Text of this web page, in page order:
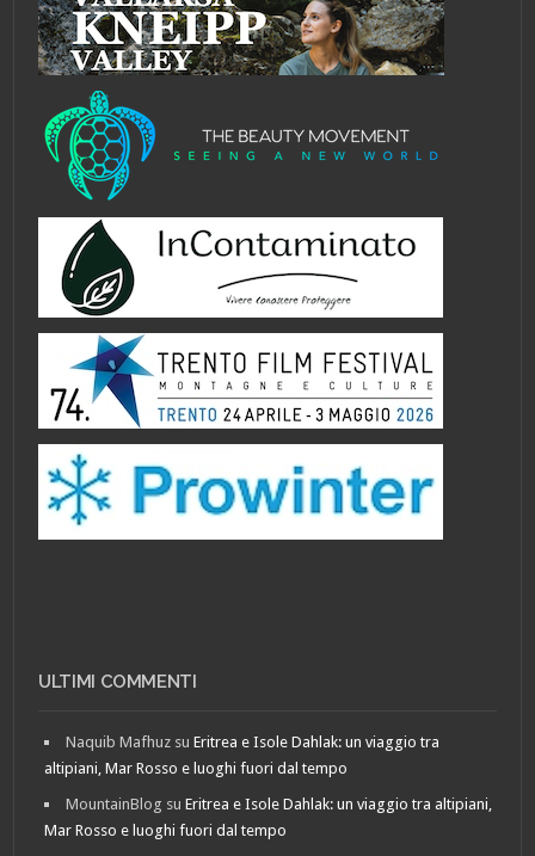
ULTIMI COMMENTI
Naquib Mafhuz suEritrea e Isole Dahlak: un viaggio tra
altipiani, Mar Rosso e luoghi fuori dal tempo
MountainBlog suEritrea e Isole Dahlak: un viaggio tra altipiani,
Mar Rosso e luoghi fuori dal tempo